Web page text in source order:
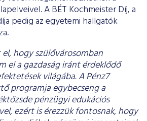
A BÉT Kochmeister Díj, a
pedig az egyetemi hallgatók
hogy szülővárosomban
el a gazdaság iránt érdeklődő
világába. A Pénz7
programja egybecseng a
pénzügyi edukációs
ezért is érezzük fontosnak, hogy